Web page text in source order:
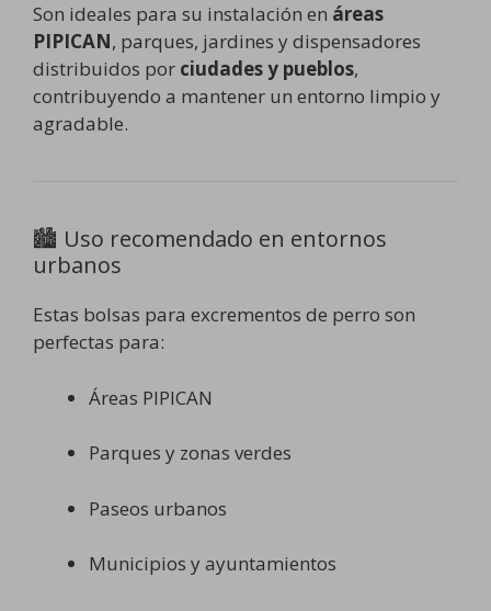
Son ideales para su instalación en áreas
PIPICAN, parques, jardines y dispensadores
distribuidos por ciudades y pueblos,
contribuyendo a mantener un entorno limpio y
agradable.
🏙️ Uso recomendado en entornos
urbanos
Estas bolsas para excrementos de perro son
perfectas para:
Áreas PIPICAN
Parques y zonas verdes
Paseos urbanos
Municipios y ayuntamientos